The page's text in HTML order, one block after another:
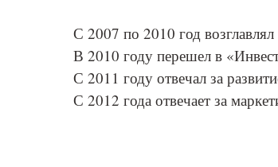
С 2007 по 2010 год
В 2010 году перешел в
С 2011 году отвечал за
С 2012 года отвечает за